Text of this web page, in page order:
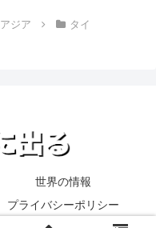
アジア タイ
世界の情報
プライバシーポリシー